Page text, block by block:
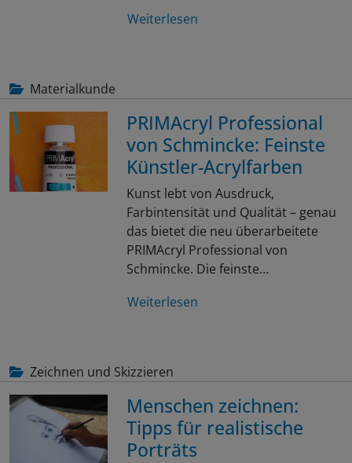
Weiterlesen
Materialkunde
PRIMAcryl Professional
von Schmincke: Feinste
Künstler-Acrylfarben
Kunst lebt von Ausdruck,
Farbintensität und Qualität – genau
das bietet die neu überarbeitete
PRIMAcryl Professional von
Schmincke. Die feinste…
Weiterlesen
Zeichnen und Skizzieren
Menschen zeichnen:
Tipps für realistische
Porträts